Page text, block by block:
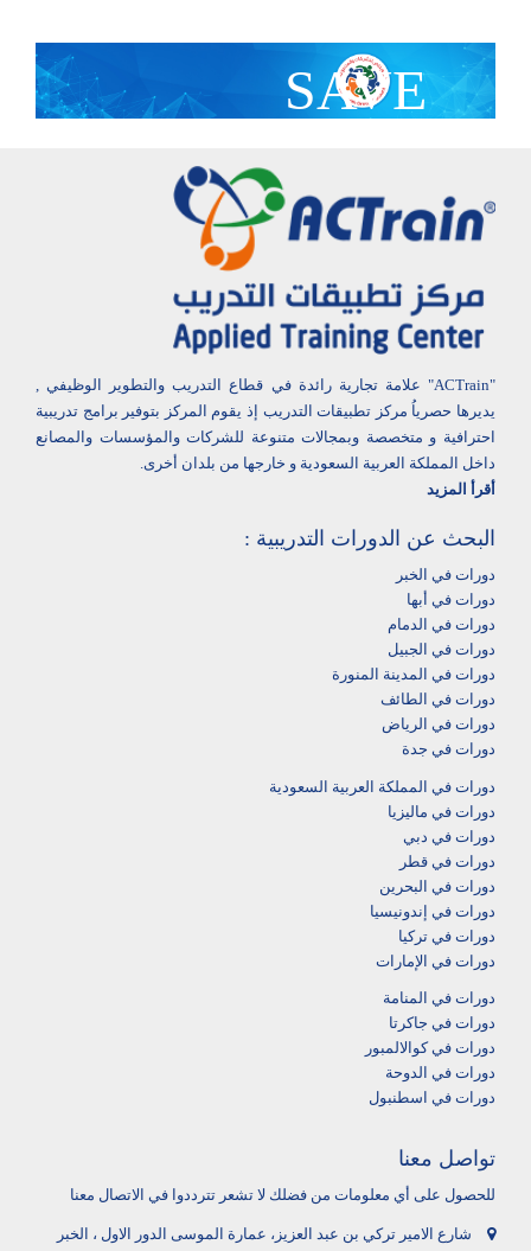
SAVE
"ACTrain" علامة تجارية رائدة في قطاع التدريب والتطوير الوظيفي ,
يديرها حصرياُ مركز تطبيقات التدريب إذ يقوم المركز بتوفير برامج تدريبية
احترافية و متخصصة وبمجالات متنوعة للشركات والمؤسسات والمصانع
داخل المملكة العربية السعودية و خارجها من بلدان أخرى.
أقرأ المزيد
البحث عن الدورات التدريبية :
دورات في الخبر
دورات في أبها‎
دورات في الدمام‎
دورات في الجبيل
دورات في المدينة المنورة
دورات في الطائف
دورات في الرياض
دورات في جدة
دورات في المملكة العربية السعودية
دورات في ماليزيا
دورات في دبي
دورات في قطر
دورات في البحرين
دورات في إندونيسيا
دورات في تركيا
دورات في الإمارات
دورات في المنامة
دورات في جاكرتا
دورات في كوالالمبور
دورات في الدوحة
دورات في اسطنبول
تواصل معنا
للحصول على أي معلومات من فضلك لا تشعر تترددوا في الاتصال معنا
شارع الامير تركي بن عبد العزيز، عمارة الموسى الدور الاول ، الخبر